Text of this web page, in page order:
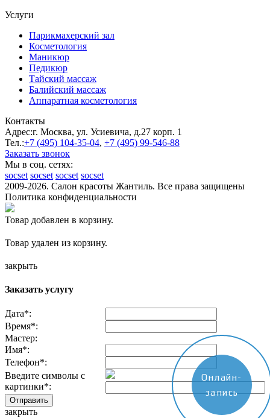
Услуги
Парикмахерский зал
Косметология
Маникюр
Педикюр
Тайский массаж
Балийский массаж
Аппаратная косметология
Контакты
Адрес:г. Москва, ул. Усиевича, д.27 корп. 1
Тел.:+7 (495) 104-35-04, +7 (495) 99-546-88
Заказать звонок
Мы в соц. сетях:
socset socset socset socset
2009-2026. Салон красоты Жантиль. Все права защищены
Политика конфиденциальности
Товар добавлен в корзину.
Товар удален из корзину.
закрыть
Заказать услугу
Дата*:
Время*:
Мастер:
Имя*:
Телефон*:
Введите символы с
картинки*:
закрыть
Онлайн-
запись